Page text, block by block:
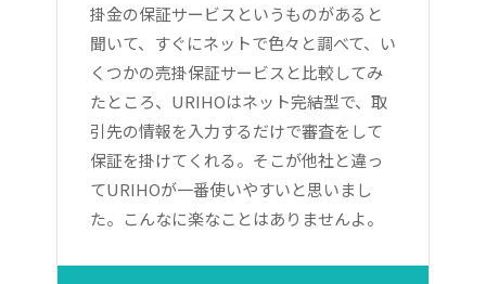
掛金の保証サービスというものがあると
聞いて、すぐにネットで色々と調べて、い
くつかの売掛保証サービスと比較してみ
たところ、URIHOはネット完結型で、取
引先の情報を入力するだけで審査をして
保証を掛けてくれる。そこが他社と違っ
てURIHOが一番使いやすいと思いまし
た。こんなに楽なことはありませんよ。